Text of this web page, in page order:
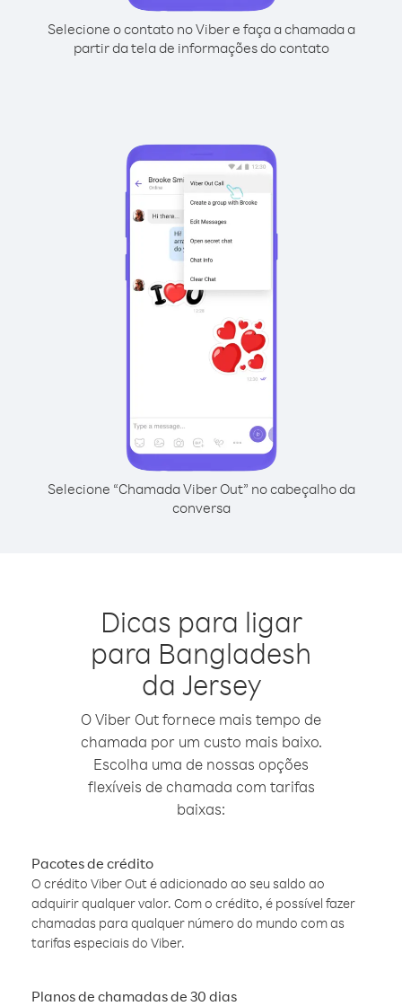
Selecione o contato no Viber e faça a chamada a
partir da tela de informações do contato
Selecione “Chamada Viber Out” no cabeçalho da
conversa
Dicas para ligar
para Bangladesh
da Jersey
O Viber Out fornece mais tempo de
chamada por um custo mais baixo.
Escolha uma de nossas opções
flexíveis de chamada com tarifas
baixas:
Pacotes de crédito
O crédito Viber Out é adicionado ao seu saldo ao
adquirir qualquer valor. Com o crédito, é possível fazer
chamadas para qualquer número do mundo com as
tarifas especiais do Viber.
Planos de chamadas de 30 dias